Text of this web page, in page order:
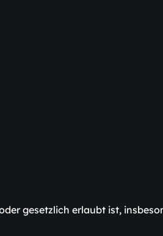
gesetzlich erlaubt ist,